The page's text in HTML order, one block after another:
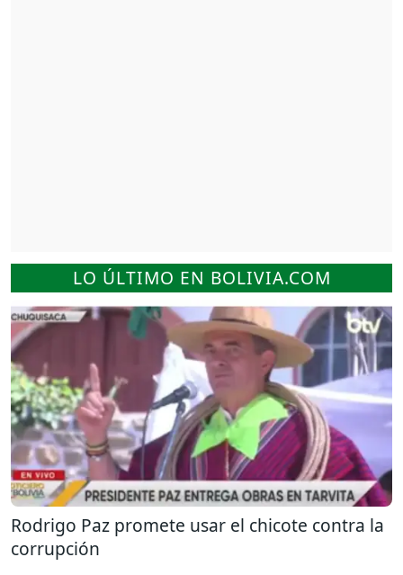
LO ÚLTIMO EN BOLIVIA.COM
Rodrigo Paz promete usar el chicote contra la
corrupción